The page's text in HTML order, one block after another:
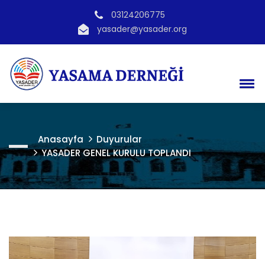
03124206775
yasader@yasader.org
Anasayfa
Duyurular
YASADER GENEL KURULU TOPLANDI